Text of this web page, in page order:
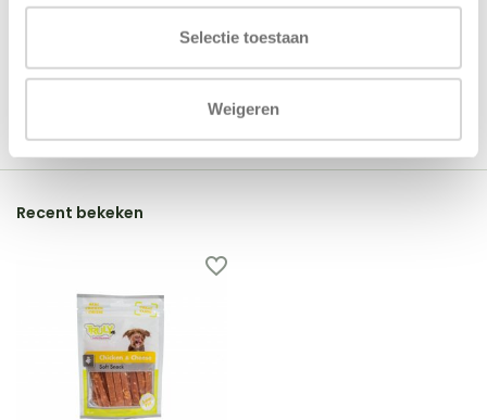
Selectie toestaan
Weigeren
0/5 Based on 0 reviews
Er zijn nog geen reviews geschreven over dit product..
Recent bekeken